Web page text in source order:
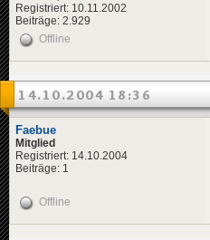
Registriert: 10.11.2002
Beiträge: 2.929
Offline
14.10.2004 18:36
Faebue
Mitglied
Registriert: 14.10.2004
Beiträge: 1
Offline